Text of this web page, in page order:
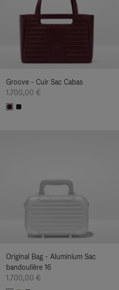
Groove - Cuir Sac Cabas
1.700,00 €
Original Bag - Aluminium Sac
bandoulière 16
1.700,00 €